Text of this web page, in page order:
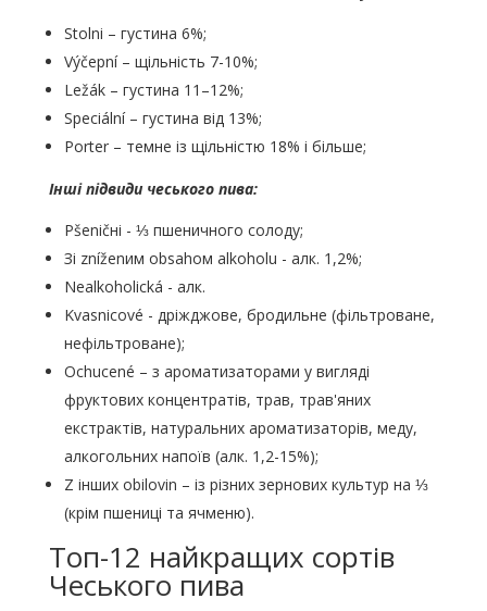
Stolni – густина 6%;
Výčepní – щільність 7-10%;
Ležák – густина 11–12%;
Speciální – густина від 13%;
Porter – темне із щільністю 18% і більше;
Інші підвиди чеського пива:
Pšeničні - ⅓ пшеничного солоду;
Зі zníženим obsahом alkoholu - алк. 1,2%;
Nealkoholická - алк.
Kvasnicové - дріжджове, бродильне (фільтроване,
нефільтроване);
Ochucené – з ароматизаторами у вигляді
фруктових концентратів, трав, трав'яних
екстрактів, натуральних ароматизаторів, меду,
алкогольних напоїв (алк. 1,2-15%);
Z інших obilovin – із різних зернових культур на ⅓
(крім пшениці та ячменю).
Топ-12 найкращих сортів
Чеського пива